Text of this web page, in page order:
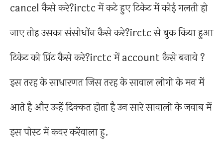
cancel कैसे करे?irctc में कटे हुए टिकेट में कोई गलती हो
जाए तोह उसका संसोधोंन कैसे करे?irctc से बुक किया हुआ
टिकेट को प्रिंट कैसे करे?irctc में account कैसे बनाये ?
इस तरह के साधारणत जिस तरह के सावाल लोगो के मन में
आते है और उन्हें दिक्कत होता है उन सारे सावालो के जवाब में
इस पोस्ट में कवर करेंवाला हु.